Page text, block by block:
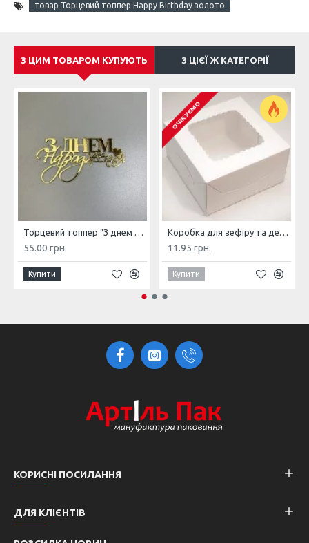
товар Торцевий топпер Happy Birthday золото
З ЦИМ ТОВАРОМ КУПУЮТЬ З ЦІЄЇ Ж КАТЕГОРІЇ
55.00 грн.
Купити
ОЧІКУЄМО
11.95 грн.
Купити
КОРИСНІ ПОСИЛАННЯ
ДЛЯ КЛІЄНТІВ